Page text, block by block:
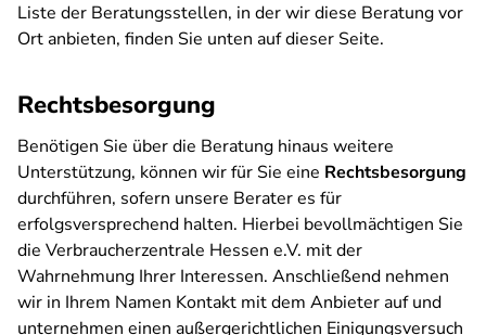
Liste der Beratungsstellen, in der wir diese Beratung vor
Ort anbieten, finden Sie unten auf dieser Seite.
Rechtsbesorgung
Benötigen Sie über die Beratung hinaus weitere
Unterstützung, können wir für Sie eine Rechtsbesorgung
durchführen, sofern unsere Berater es für
erfolgsversprechend halten. Hierbei bevollmächtigen Sie
die Verbraucherzentrale Hessen e.V. mit der
Wahrnehmung Ihrer Interessen. Anschließend nehmen
wir in Ihrem Namen Kontakt mit dem Anbieter auf und
unternehmen einen außergerichtlichen Einigungsversuch